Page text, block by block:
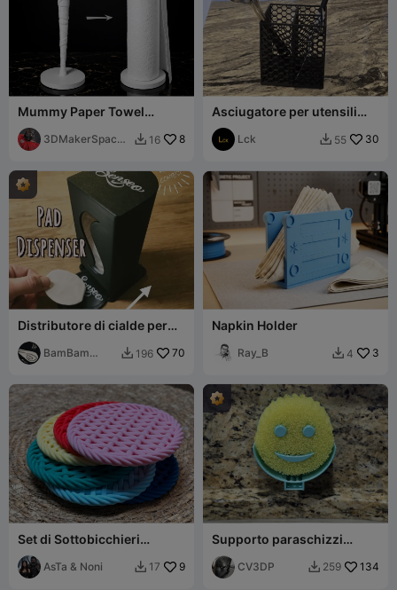
Mummy Paper Towel
Holder - Spooooooky
3DMakerSpaceO
 16 8
Asciugatore per utensili
stampato in 3D
Lck  55 30
Distributore di cialde per
caffè Senseo
BamBam
 196 70
Napkin Holder
Ray_B  4 3
Set di Sottobicchieri
Intrecciati con Supporto /
Set di Sottobicchieri
Intrecciati con
AsTa & Noni  17 9
Supporto paraschizzi
Scrub Daddy
CV3DP  259 134